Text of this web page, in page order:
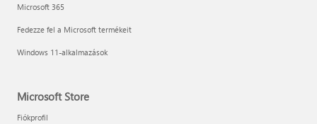
Microsoft 365
Fedezze fel a Microsoft termékeit
Windows 11-alkalmazások
Microsoft Store
Fiókprofil